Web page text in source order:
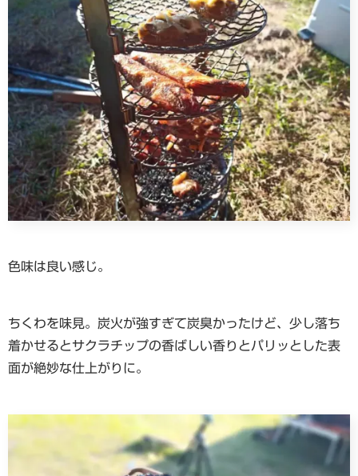
色味は良い感じ。
ちくわを味見。炭火が強すぎて炭臭かったけど、少し落ち
着かせるとサクラチップの香ばしい香りとパリッとした表
面が絶妙な仕上がりに。